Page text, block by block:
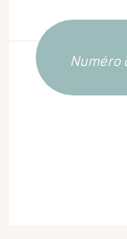
Numéro